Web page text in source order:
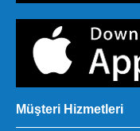
Müşteri Hizmetleri